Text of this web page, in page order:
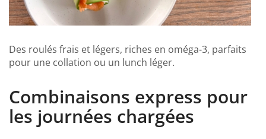
Des roulés frais et légers, riches en oméga-3, parfaits
pour une collation ou un lunch léger.
Combinaisons express pour
les journées chargées